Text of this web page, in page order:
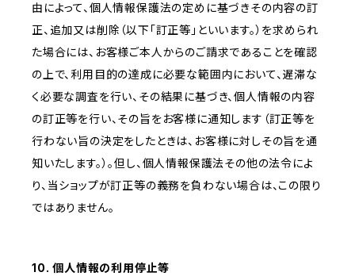
由によって、個人情報保護法の定めに基づきその内容の訂
正、追加又は削除（以下「訂正等」といいます。）を求められ
た場合には、お客様ご本人からのご請求であることを確認
の上で、利用目的の達成に必要な範囲内において、遅滞な
く必要な調査を行い、その結果に基づき、個人情報の内容
の訂正等を行い、その旨をお客様に通知します（訂正等を
行わない旨の決定をしたときは、お客様に対しその旨を通
知いたします。）。但し、個人情報保護法その他の法令によ
り、当ショップが訂正等の義務を負わない場合は、この限り
ではありません。
10. 個人情報の利用停止等